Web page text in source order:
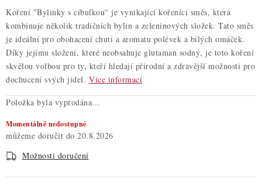
Koření "Bylinky s cibulkou" je vynikající kořenící směs, která
kombinuje několik tradičních bylin a zeleninových složek. Tato směs
je ideální pro obohacení chuti a aromatu polévek a bílých omáček.
Díky jejímu složení, které neobsahuje glutaman sodný, je toto koření
skvělou volbou pro ty, kteří hledají přírodní a zdravější možnosti pro
dochucení svých jídel. Více informací
Položka byla vyprodána…
Momentálně nedostupné
20.8.2026
Možnosti doručení